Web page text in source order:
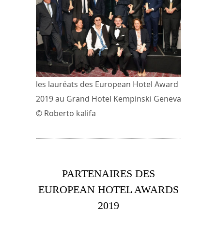
les lauréats des European Hotel Award
2019 au Grand Hotel Kempinski Geneva
© Roberto kalifa
PARTENAIRES DES
EUROPEAN HOTEL AWARDS
2019